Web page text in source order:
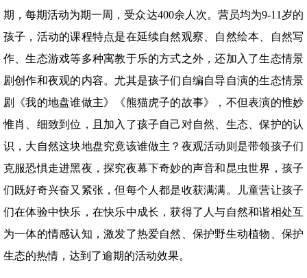
期，每期活动为期一周，受众达400余人次。营员均为9-11岁的
孩子，活动的课程特点是在延续自然观察、自然绘本、自然写
作、生态游戏等多种寓教于乐的方式之外，还加入了生态情景
剧创作和夜观的内容。尤其是孩子们自编自导自演的生态情景
剧《我的地盘谁做主》《熊猫虎子的故事》，不但表演的惟妙
惟肖、细致到位，且加入了孩子自己对自然、生态、保护的认
识，大自然这块地盘究竟该谁做主？夜观活动则是带领孩子们
克服恐惧走进黑夜，探究夜幕下奇妙的声音和昆虫世界，孩子
们既好奇兴奋又紧张，但每个人都是收获满满。儿童营让孩子
们在体验中快乐，在快乐中成长，获得了人与自然和谐相处互
为一体的情感认知，激发了热爱自然、保护野生动植物、保护
生态的热情，达到了逾期的活动效果。